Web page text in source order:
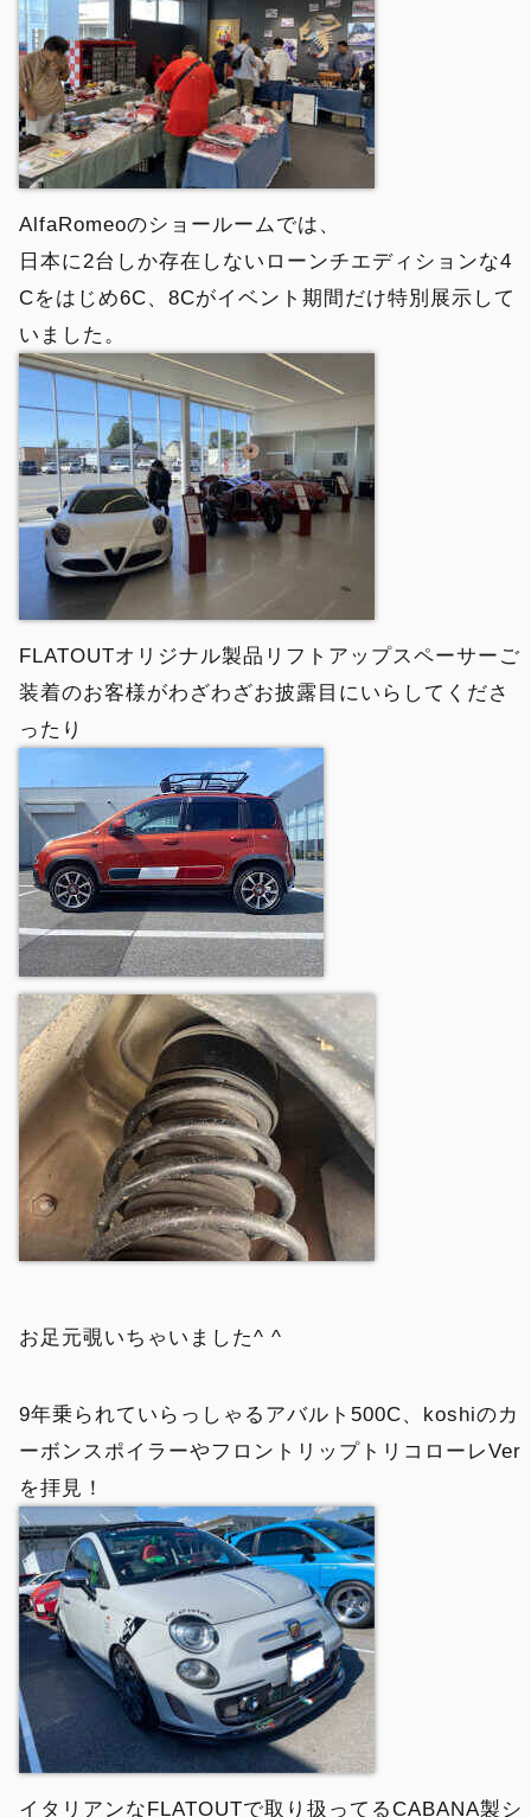
AlfaRomeoのショールームでは、
日本に2台しか存在しないローンチエディションな4
Cをはじめ6C、8Cがイベント期間だけ特別展示して
いました。
FLATOUTオリジナル製品リフトアップスペーサーご
装着のお客様がわざわざお披露目にいらしてくださ
ったり
お足元覗いちゃいました^ ^
9年乗られていらっしゃるアバルト500C、koshiのカ
ーボンスポイラーやフロントリップトリコローレVer
を拝見！
イタリアンなFLATOUTで取り扱ってるCABANA製シ